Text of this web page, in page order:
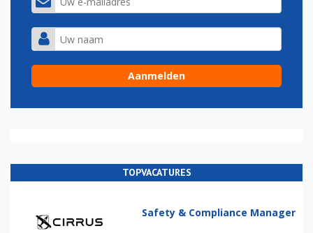
TOPVACATURES
Safety & Compliance Manager